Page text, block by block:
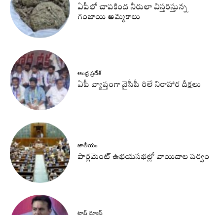
ఏపీలో చాపకింద నీరులా విస్తరిస్తున్న
గంజాయి అమ్మకాలు
ఆంధ్ర ప్రదేశ్
ఏపీ వ్యాప్తంగా వైసీపీ రిలే నిరాహార దీక్షలు
జాతీయం
పార్లమెంట్ ఉభయసభల్లో వాయిదాల పర్వం
టాప్ న్యూస్